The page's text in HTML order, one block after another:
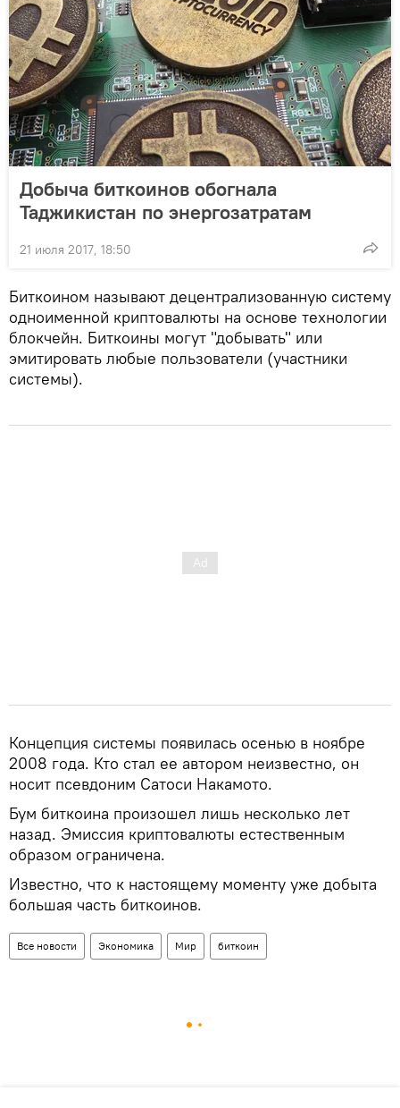
Добыча биткоинов обогнала
Таджикистан по энергозатратам
21 июля 2017, 18:50
Биткоином называют децентрализованную систему
одноименной криптовалюты на основе технологии
блокчейн. Биткоины могут "добывать" или
эмитировать любые пользователи (участники
системы).
Концепция системы появилась осенью в ноябре
2008 года. Кто стал ее автором неизвестно, он
носит псевдоним Сатоси Накамото.
Бум биткоина произошел лишь несколько лет
назад. Эмиссия криптовалюты естественным
образом ограничена.
Известно, что к настоящему моменту уже добыта
большая часть биткоинов.
Все новости Экономика Мир биткоин